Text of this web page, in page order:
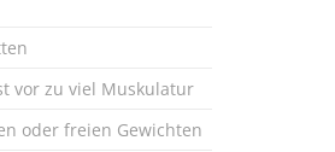
vor zu viel Muskulatur
oder freien Gewichten